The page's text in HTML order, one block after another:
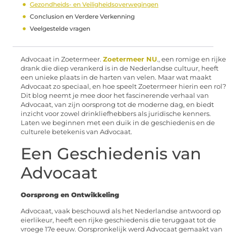
Gezondheids- en Veiligheidsoverwegingen
Conclusion en Verdere Verkenning
Veelgestelde vragen
Advocaat in Zoetermeer. Zoetermeer NU., een romige en rijke
drank die diep verankerd is in de Nederlandse cultuur, heeft
een unieke plaats in de harten van velen. Maar wat maakt
Advocaat zo speciaal, en hoe speelt Zoetermeer hierin een rol?
Dit blog neemt je mee door het fascinerende verhaal van
Advocaat, van zijn oorsprong tot de moderne dag, en biedt
inzicht voor zowel drinkliefhebbers als juridische kenners.
Laten we beginnen met een duik in de geschiedenis en de
culturele betekenis van Advocaat.
Een Geschiedenis van
Advocaat
Oorsprong en Ontwikkeling
Advocaat, vaak beschouwd als het Nederlandse antwoord op
eierlikeur, heeft een rijke geschiedenis die teruggaat tot de
vroege 17e eeuw. Oorspronkelijk werd Advocaat gemaakt van